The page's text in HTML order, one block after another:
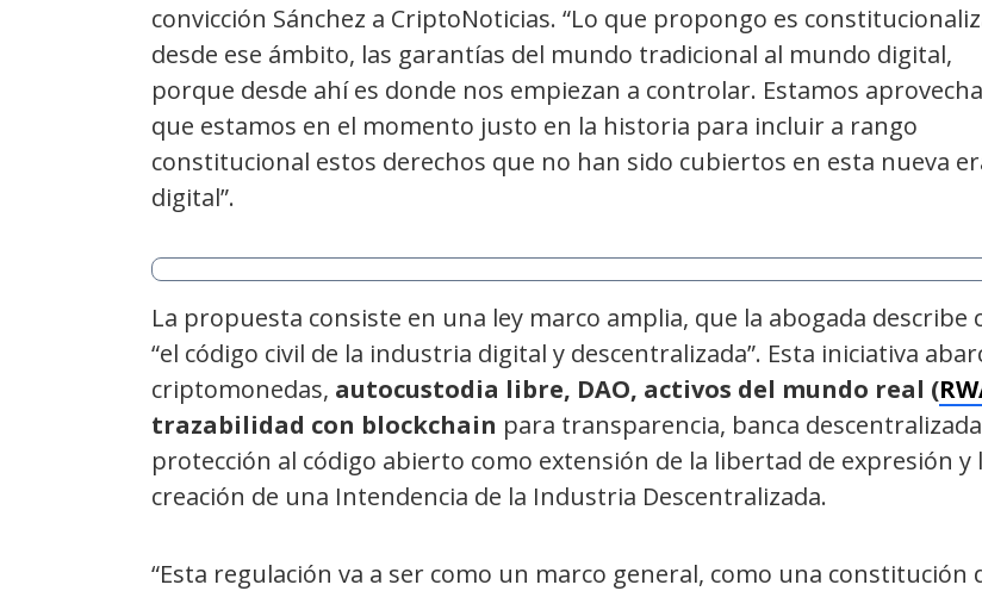
convicción Sánchez a CriptoNoticias. “Lo que propongo es
desde ese ámbito, las garantías del mundo tradicional al mundo digital,
porque desde ahí es donde nos empiezan a controlar. Estamos
que estamos en el momento justo en la historia para incluir a rango
constitucional estos derechos que no han sido cubiertos en esta nueva
digital”.
La propuesta consiste en una ley marco amplia, que la abogada describe
“el código civil de la industria digital y descentralizada”. Esta iniciativa
criptomonedas, autocustodia libre, DAO, activos del mundo real (
trazabilidad con blockchain para transparencia, banca
protección al código abierto como extensión de la libertad de expresión y
creación de una Intendencia de la Industria Descentralizada.
“Esta regulación va a ser como un marco general, como una constitución